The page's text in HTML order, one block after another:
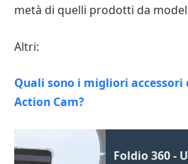
metà di quelli prodotti da
Altri:
Quali sono i migliori accessori
Action Cam?
Foldio 360 -